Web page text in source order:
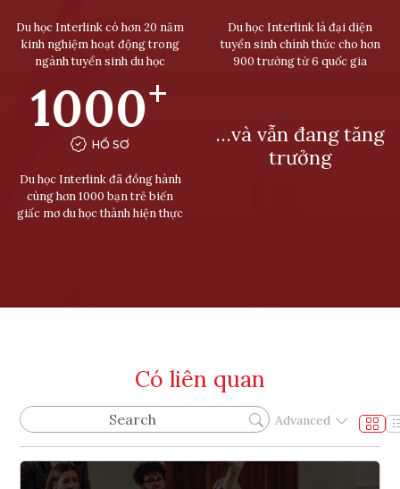
Du học Interlink có hơn 20 năm
kinh nghiệm hoạt động trong
ngành tuyển sinh du học
Du học Interlink là đại diện
tuyển sinh chính thức cho hơn
900 trường từ 6 quốc gia
1000+
HỒ SƠ
Du học Interlink đã đồng hành
cùng hơn 1000 bạn trẻ biến
giấc mơ du học thành hiện thực
…và vẫn đang tăng
trưởng
Có liên quan
Advanced